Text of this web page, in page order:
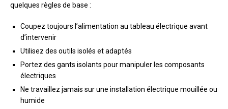
quelques règles de base :
Coupez toujours l’alimentation au tableau électrique avant
d’intervenir
Utilisez des outils isolés et adaptés
Portez des gants isolants pour manipuler les composants
électriques
Ne travaillez jamais sur une installation électrique mouillée ou
humide